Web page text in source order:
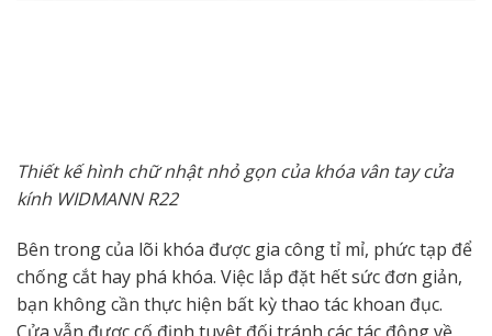
Thiết kế hình chữ nhật nhỏ gọn của khóa vân tay cửa
kính WIDMANN R22
Bên trong của lõi khóa được gia công tỉ mỉ, phức tạp để
chống cắt hay phá khóa. Việc lắp đặt hết sức đơn giản,
bạn không cần thực hiện bất kỳ thao tác khoan đục.